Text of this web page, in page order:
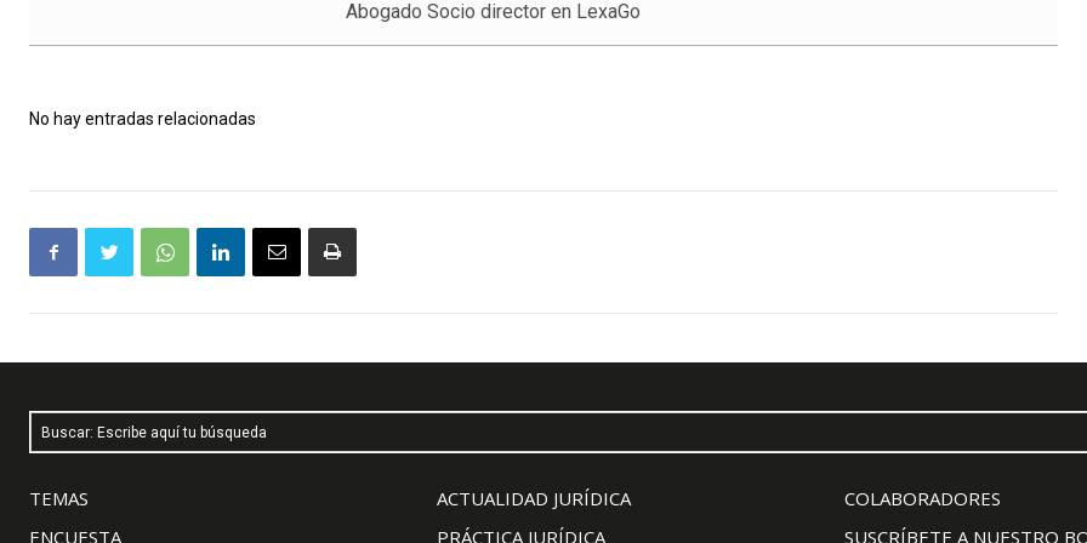
Abogado Socio director en LexaGo
No hay entradas relacionadas
Buscar: Escribe aquí tu búsqueda
TEMAS
ENCUESTA
ACTUALIDAD JURÍDICA
PRÁCTICA JURÍDICA
COLABORADORES
SUSCRÍBETE A NUESTRO